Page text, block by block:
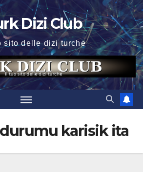
Dizi Club
sito delle dizi turche
karisik ita